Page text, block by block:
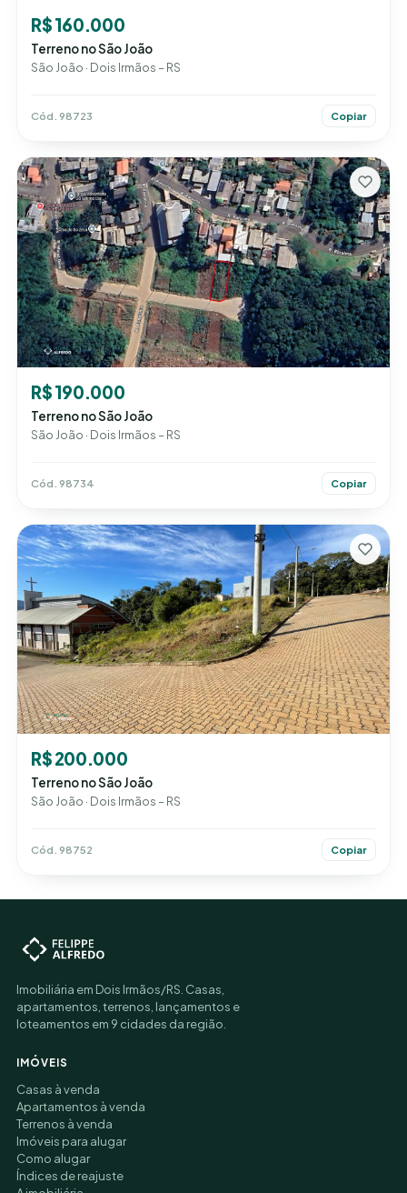
R$ 160.000
Terreno no São João
São João · Dois Irmãos – RS
Cód. 98723 Copiar
R$ 190.000
Terreno no São João
São João · Dois Irmãos – RS
Cód. 98734 Copiar
R$ 200.000
Terreno no São João
São João · Dois Irmãos – RS
Cód. 98752 Copiar
Imobiliária em Dois Irmãos/RS. Casas,
apartamentos, terrenos, lançamentos e
loteamentos em 9 cidades da região.
IMÓVEIS
Casas à venda
Apartamentos à venda
Terrenos à venda
Imóveis para alugar
Como alugar
Índices de reajuste